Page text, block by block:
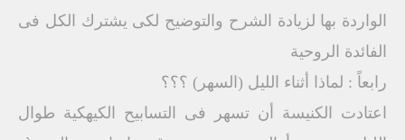
الواردة بها لزيادة الشرح والتوضيح لكى يشترك الكل فى
الفائدة الروحية
رابعاً : لماذا أثناء الليل (السهر) ؟؟؟
اعتادت الكنيسة أن تسهر فى التسابيح الكيهكية طوال